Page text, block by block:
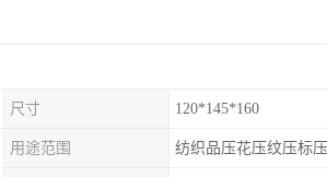
尺寸 120*145*160
用途范围 纺织品压花压纹压标